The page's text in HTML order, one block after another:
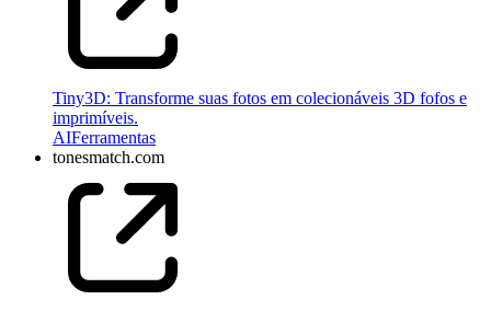
Tiny3D: Transforme suas fotos em colecionáveis 3D fofos e
imprimíveis.
AIFerramentas
tonesmatch.com